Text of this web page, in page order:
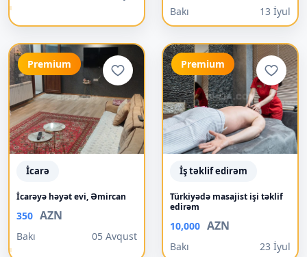
Bakı
13 İyul
Premium
İcarə
İcarəyə həyət evi, Əmircan
350 AZN
Bakı 05 Avqust
Premium
İş təklif edirəm
Türkiyədə masajist işi təklif
edirəm
10,000 AZN
Bakı 23 İyul